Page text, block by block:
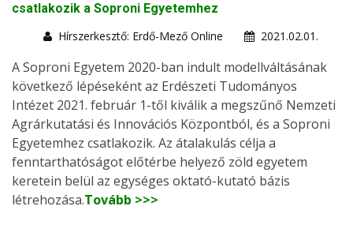
csatlakozik a Soproni Egyetemhez
Hírszerkesztő: Erdő-Mező Online
2021.02.01.
A Soproni Egyetem 2020-ban indult modellváltásának
következő lépéseként az Erdészeti Tudományos
Intézet 2021. február 1-től kiválik a megszűnő Nemzeti
Agrárkutatási és Innovációs Központból, és a Soproni
Egyetemhez csatlakozik. Az átalakulás célja a
fenntarthatóságot előtérbe helyező zöld egyetem
keretein belül az egységes oktató-kutató bázis
létrehozása.Tovább >>>